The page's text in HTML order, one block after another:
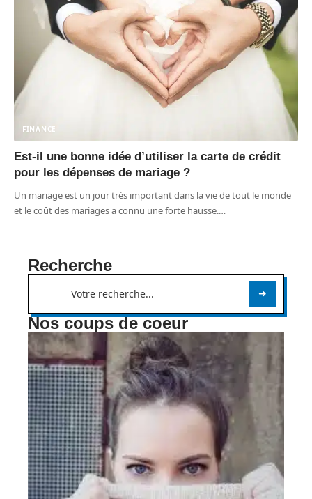
FINANCE
Est-il une bonne idée d’utiliser la carte de crédit
pour les dépenses de mariage ?
Un mariage est un jour très important dans la vie de tout le monde
et le coût des mariages a connu une forte hausse.…
Recherche
Nos coups de coeur